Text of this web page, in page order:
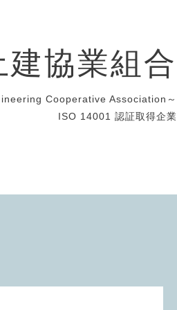
建協業組合
Cooperative Association～
ISO 14001 認証取得企業